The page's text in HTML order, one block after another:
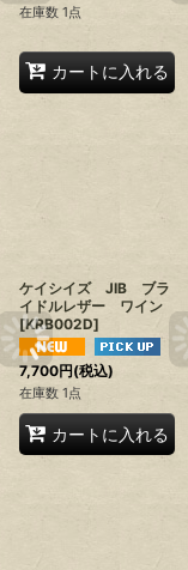
在庫数 1点
カートに入れる
ケイシイズ JIB ブラ
イドルレザー ワイン
[KRB002D]
7,700円(税込)
在庫数 1点
カートに入れる